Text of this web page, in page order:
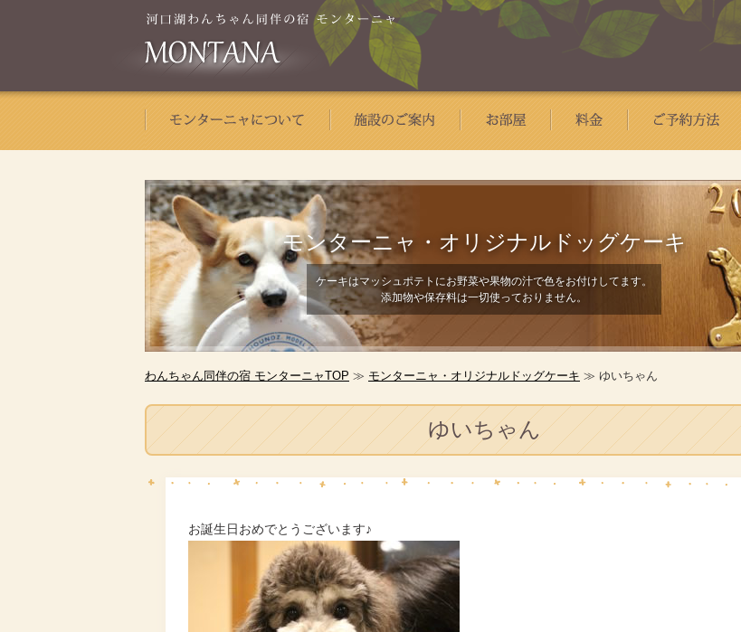
モンターニャ・ オリジナルドッグケーキ
ケーキはマッシュポテトにお野菜や果物の汁で色をお付けしてます。
添加物や保存料は一切使っておりません。
わんちゃん同伴の宿 モンターニャTOP ≫ モンターニャ・オリジナルドッグケーキ ≫ ゆいちゃん
ゆいちゃん
お誕生日おめでとうございます♪